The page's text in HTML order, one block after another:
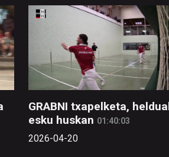
GRABNI txapelketa,
esku huskan 01:40:03
2026-04-20